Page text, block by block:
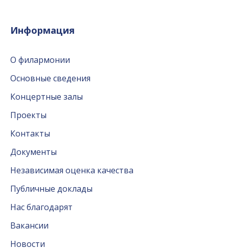
Информация
О филармонии
Основные сведения
Концертные залы
Проекты
Контакты
Документы
Независимая оценка качества
Публичные доклады
Нас благодарят
Вакансии
Новости